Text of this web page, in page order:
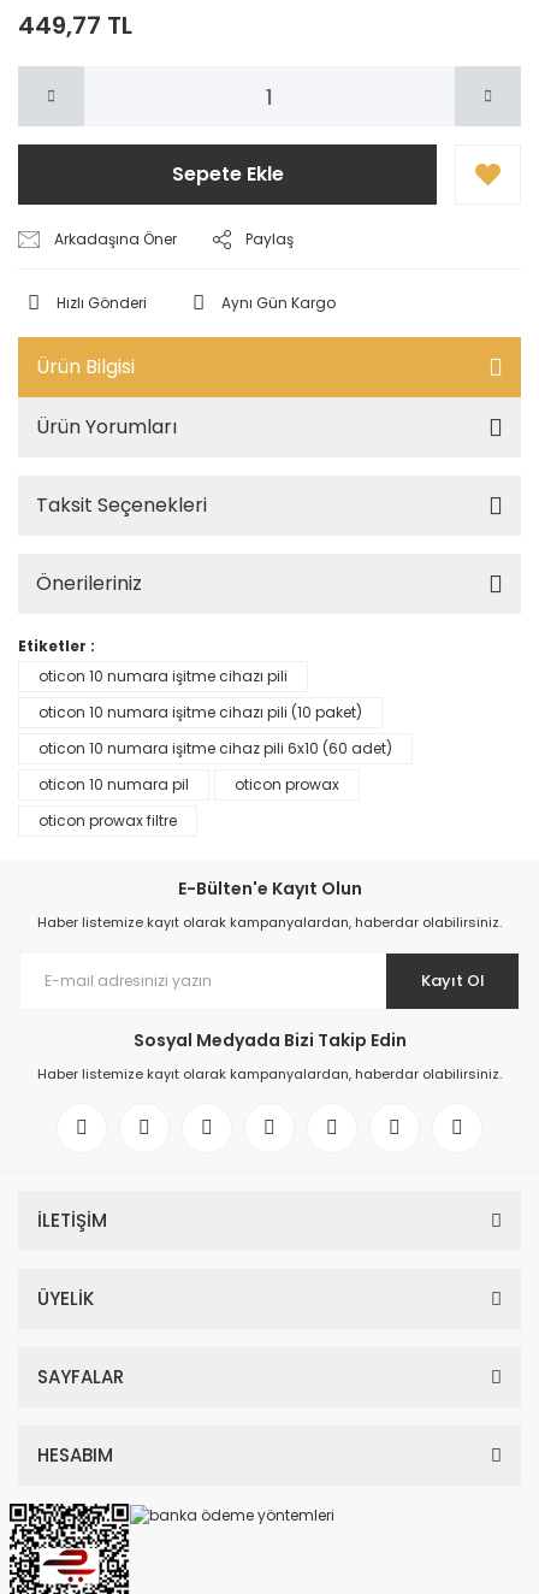
449,77 TL
Sepete Ekle
Arkadaşına Öner Paylaş
Hızlı Gönderi Aynı Gün Kargo
Ürün Bilgisi
Ürün Yorumları
Taksit Seçenekleri
Önerileriniz
Etiketler :
oticon 10 numara işitme cihazı pili
oticon 10 numara işitme cihazı pili (10 paket)
oticon 10 numara işitme cihaz pili 6x10 (60 adet)
oticon 10 numara pil
oticon prowax
oticon prowax filtre
E-Bülten'e Kayıt Olun
Haber listemize kayıt olarak kampanyalardan, haberdar olabilirsiniz.
Kayıt Ol
Sosyal Medyada Bizi Takip Edin
Haber listemize kayıt olarak kampanyalardan, haberdar olabilirsiniz.
İLETİŞİM
ÜYELİK
SAYFALAR
HESABIM